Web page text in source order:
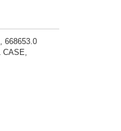
668653.0
CASE,